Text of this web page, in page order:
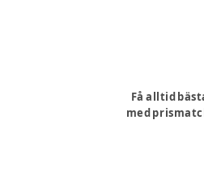
Få alltid
med